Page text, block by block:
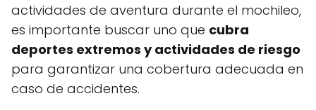
actividades de aventura durante el mochileo,
es importante buscar uno que cubra
deportes extremos y actividades de riesgo
para garantizar una cobertura adecuada en
caso de accidentes.